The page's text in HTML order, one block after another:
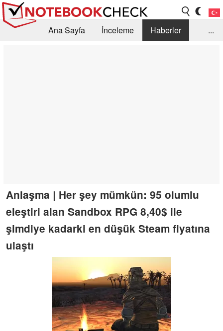
Ana Sayfa İnceleme
Haberler
...
Anlaşma | Her şey mümkün: 95 olumlu
eleştiri alan Sandbox RPG 8,40$ ile
şimdiye kadarki en düşük Steam fiyatına
ulaştı